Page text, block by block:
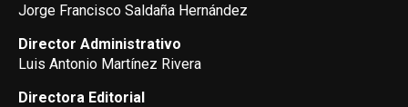
Jorge Francisco Saldaña Hernández
Director Administrativo
Luis Antonio Martínez Rivera
Directora Editorial